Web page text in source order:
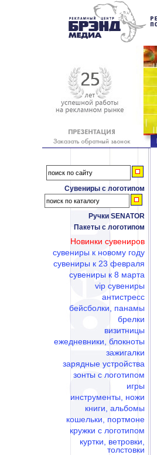
Сувениры с логотипом
Ручки SENATOR
Пакеты с логотипом
Новинки сувениров
сувениры к новому году
сувениры к 23 февраля
сувениры к 8 марта
vip сувениры
антистресс
бейсболки, панамы
брелки
визитницы
ежедневники, блокноты
зажигалки
зарядные устройства
зонты с логотипом
игры
инструменты, ножи
книги, альбомы
кошельки, портмоне
кружки с логотипом
куртки, ветровки,
толстовки